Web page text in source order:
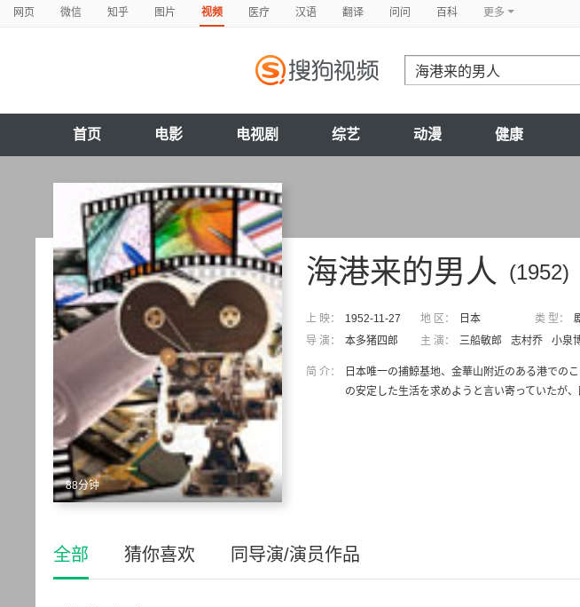
网页 微信 知乎 图片 视频 医疗 汉语 翻译 问问 百科 更多
首页 电影 电视剧 综艺 动漫 健康
88分钟
(1952)
海港来的男人
上 映： 1952-11-27 地 区： 日本 类 型：
导 演：
本多猪四郎 主 演： 三船敏郎 志村乔 小泉
简 介：
日本唯一の捕鯨基地、金華山附近のある港での
の安定した生活を求めようと言い寄っていたが
全部 猜你喜欢 同导演/演员作品